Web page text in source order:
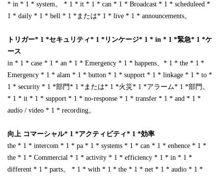
* in * 1 * system。 * 1 * it * 1 * can * 1 * Broadcast * 1 * scheduleed *
1 * daily * 1 * bell * 1 *または* 1 * live * 1 * announcements。
トリガー* 1 *セキュリティ* 1 *リンケージ* 1 * in * 1 *緊急* 1 *ケ
ース
in * 1 * case * 1 * an * 1 * Emergency * 1 * happens、* 1 * the * 1 *
Emergency * 1 * alam * 1 * button * 1 * support * 1 * linkage * 1 * to *
1 * security * 1 *部門* 1 *または* 1 *火災* 1 *アラーム* 1 *部門。
* 1 * it * 1 * support * 1 * no-response * 1 * transfer * 1 * and * 1 *
audio / video * 1 * recording。
向上 コマーシャル* 1 *アクティビティ* 1 *効率
the * 1 * intercom * 1 * pa * 1 * systems * 1 * can * 1 * enhence * 1 *
the * 1 * Commercial * 1 * activity * 1 * efficiency * 1 * in * 1 *
different * 1 * parts。 * 1 * with * 1 * the * 1 * net * 1 * audio * 1 *